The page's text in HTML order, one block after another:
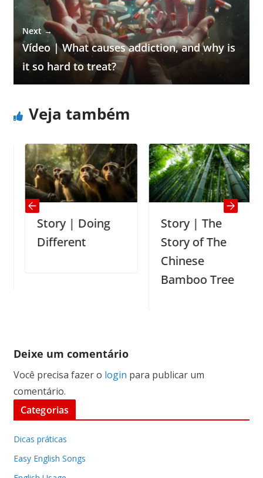
Next →
Vídeo | What causes addiction, and why is
it so hard to treat?
Veja também
Story | Doing
Different
Story | The
Story of The
Chinese
Bamboo Tree
Deixe um comentário
Você precisa fazer o login para publicar um
comentário.
Categorias
Dicas práticas
Easy English Songs